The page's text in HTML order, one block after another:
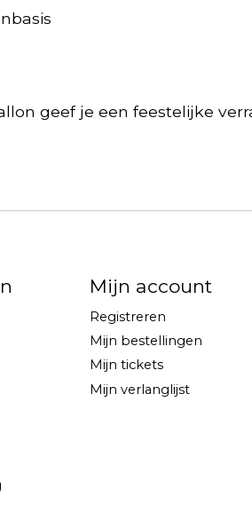
geef je een feestelijke
Mijn account
Registreren
Mijn bestellingen
Mijn tickets
Mijn verlanglijst